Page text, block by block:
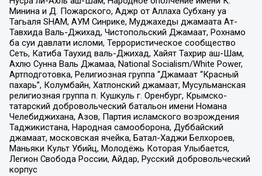
Минина и Д. Пожарского, Аджр от Аллаха Субхану уа
Тагьаля SHAM, АУМ Синрике, Муджахеды джамаата Ат-
Тавхида Валь-Джихад, Чистопольский Джамаат, Рохнамо
ба суи давлати исломи, Террористическое сообщество
Сеть, Катиба Таухид валь-Джихад, Хайят Тахрир аш-Шам,
Ахлю Сунна Валь Джамаа, National Socialism/White Power,
Артподготовка, Религиозная группа “Джамаат “Красный
пахарь”, Колумбайн, Хатлонский джамаат, Мусульманская
религиозная группа п. Кушкуль г. Оренбург, Крымско-
татарский добровольческий батальон имени Номана
Челебиджихана, Азов, Партия исламского возрождения
Таджикистана, Народная самооборона, Дуббайский
джамаат, московская ячейка, Батал-Хаджи Белхороев,
Маньяки Культ Убийц, Молодёжь Которая Улыбается,
Легион Свобода России, Айдар, Русский добровольческий
корпус